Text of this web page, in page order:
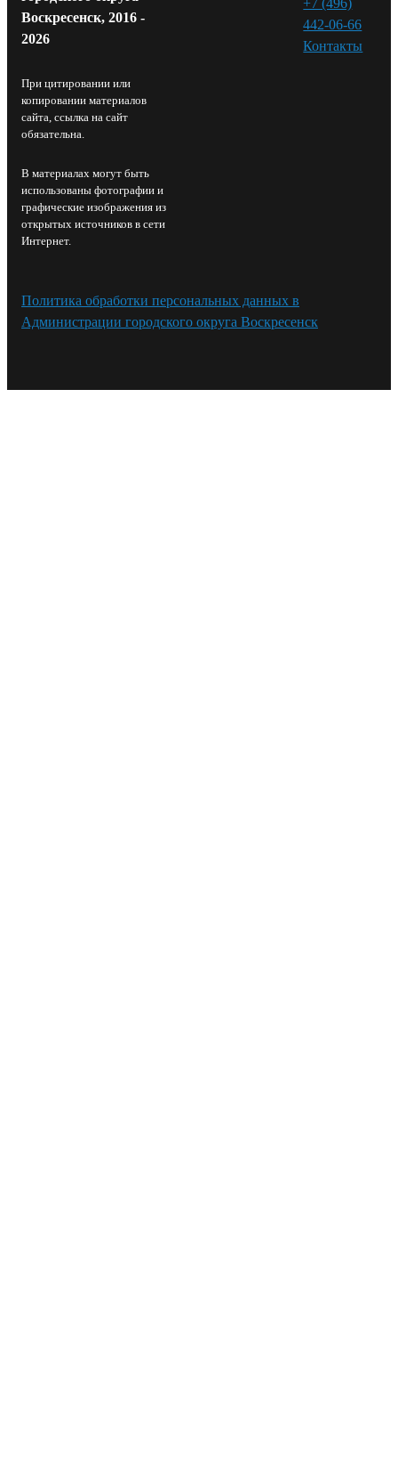
Воскресенск, 2016 -
2026
При цитировании или
копировании материалов
сайта, ссылка на сайт
обязательна.
В материалах могут быть
использованы фотографии и
графические изображения из
открытых источников в сети
Интернет.
442-06-66
Контакты⁠
Политика обработки персональных данных в
Администрации городского округа Воскресенск